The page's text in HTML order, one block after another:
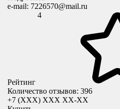
e-mail: 7226570@mail.ru
Рейтинг
4
Количество отзывов: 396
+7 (XXX) ХХХ ХХ-ХХ